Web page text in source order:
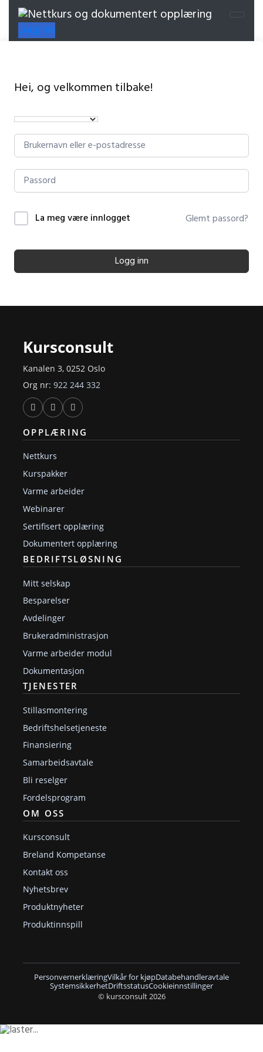
Logg inn
Hei, og velkommen tilbake!
La meg være innlogget Glemt passord?
Logg inn
Kursconsult
Kanalen 3, 0252 Oslo
Org nr: 922 244 332
OPPLÆRING
Nettkurs
Kurspakker
Varme arbeider
Webinarer
Sertifisert opplæring
Dokumentert opplæring
BEDRIFTSLØSNING
Mitt selskap
Besparelser
Avdelinger
Brukeradministrasjon
Varme arbeider modul
Dokumentasjon
TJENESTER
Stillasmontering
Bedriftshelsetjeneste
Finansiering
Samarbeidsavtale
Bli reselger
Fordelsprogram
OM OSS
Kursconsult
Breland Kompetanse
Kontakt oss
Nyhetsbrev
Produktnyheter
Produktinnspill
PersonvernerklæringVilkår for kjøpDatabehandleravtale
SystemsikkerhetDriftsstatusCookieinnstillinger
© kursconsult 2026